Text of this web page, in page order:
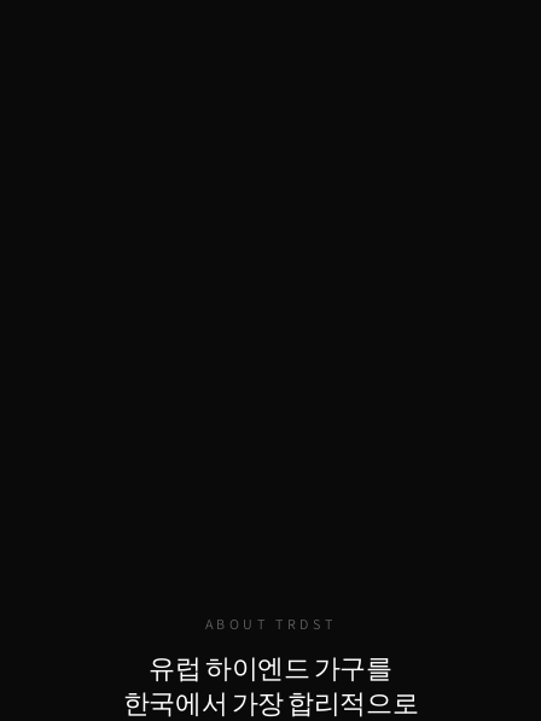
ABOUT TRDST
유럽 하이엔드 가구를
한국에서 가장 합리적으로